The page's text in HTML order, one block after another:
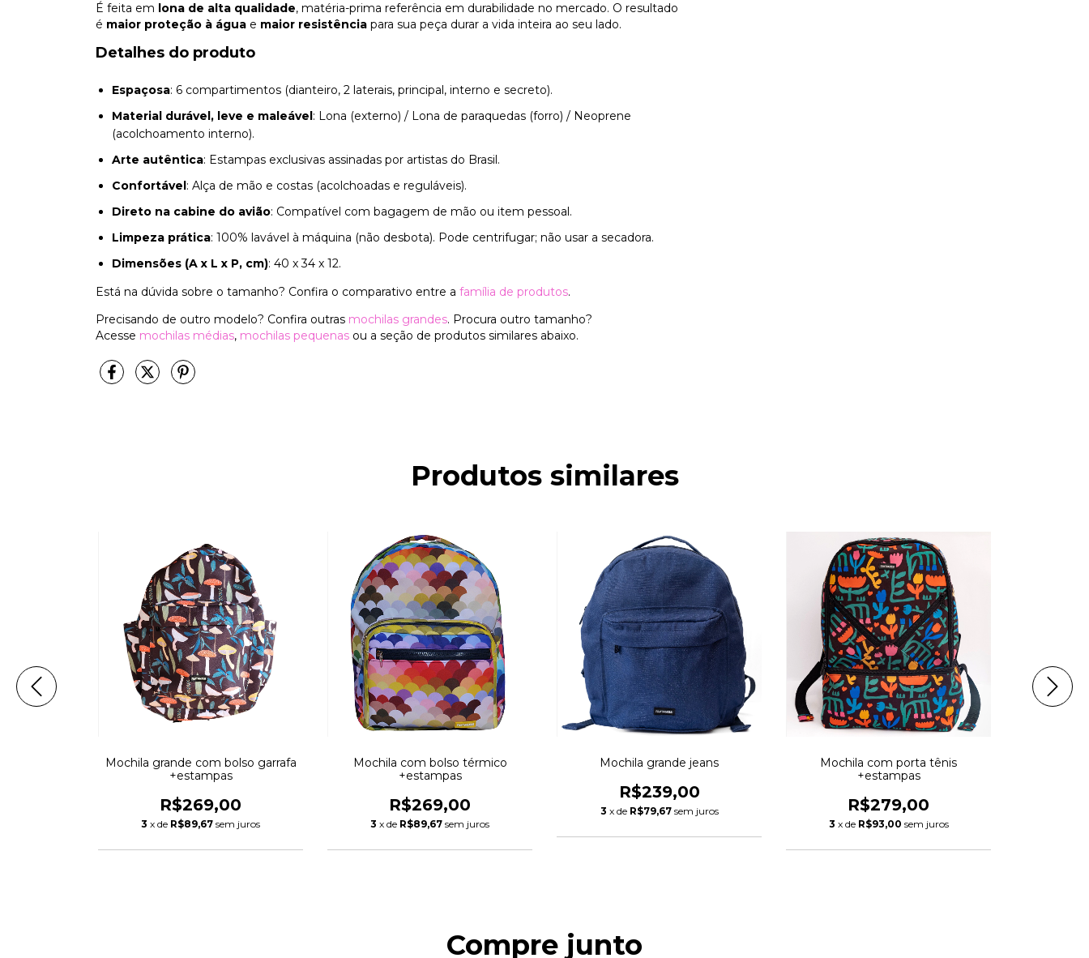
É feita em lona de alta qualidade, matéria-prima referência em durabilidade no mercado. O resultado
é maior proteção à água e maior resistência para sua peça durar a vida inteira ao seu lado.
Detalhes do produto
Espaçosa: 6 compartimentos (dianteiro, 2 laterais, principal, interno e secreto).
Material durável, leve e maleável: Lona (externo) / Lona de paraquedas (forro) / Neoprene
(acolchoamento interno).
Arte autêntica: Estampas exclusivas assinadas por artistas do Brasil.
Confortável: Alça de mão e costas (acolchoadas e reguláveis).
Direto na cabine do avião: Compatível com bagagem de mão ou item pessoal.
Limpeza prática: 100% lavável à máquina (não desbota). Pode centrifugar; não usar a secadora.
Dimensões (A x L x P, cm): 40 x 34 x 12.
Está na dúvida sobre o tamanho? Confira o comparativo entre a família de produtos.
Precisando de outro modelo? Confira outras mochilas grandes. Procura outro tamanho?
Acesse mochilas médias, mochilas pequenas ou a seção de produtos similares abaixo.
Produtos similares
Mochila grande com bolso garrafa
+estampas
R$269,00
3 x de R$89,67 sem juros
Mochila com bolso térmico
+estampas
R$269,00
3 x de R$89,67 sem juros
Mochila grande jeans
R$239,00
3 x de R$79,67 sem juros
Mochila com porta tênis
+estampas
R$279,00
3 x de R$93,00 sem juros
Compre junto